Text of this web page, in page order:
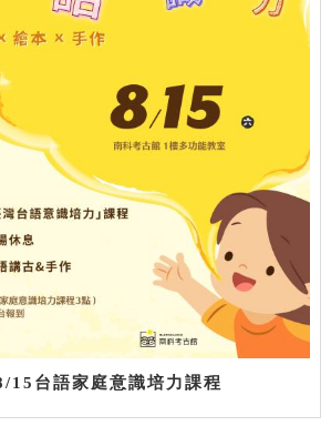
15台語家庭意識培力課程